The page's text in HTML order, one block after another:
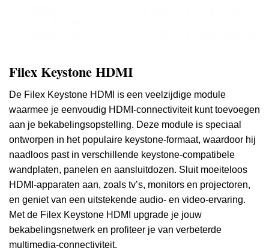
Filex Keystone HDMI
De Filex Keystone HDMI is een veelzijdige module
waarmee je eenvoudig HDMI-connectiviteit kunt toevoegen
aan je bekabelingsopstelling. Deze module is speciaal
ontworpen in het populaire keystone-formaat, waardoor hij
naadloos past in verschillende keystone-compatibele
wandplaten, panelen en aansluitdozen. Sluit moeiteloos
HDMI-apparaten aan, zoals tv’s, monitors en projectoren,
en geniet van een uitstekende audio- en video-ervaring.
Met de Filex Keystone HDMI upgrade je jouw
bekabelingsnetwerk en profiteer je van verbeterde
multimedia-connectiviteit.